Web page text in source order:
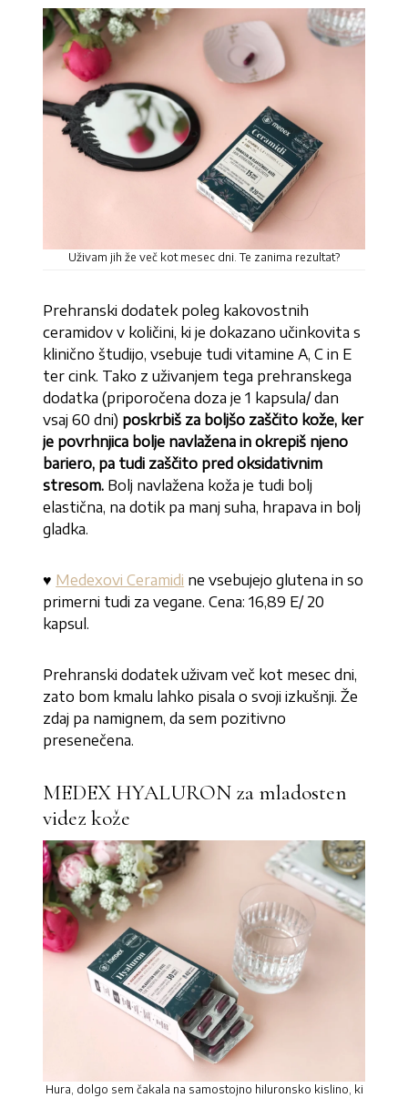
Uživam jih že več kot mesec dni. Te zanima rezultat?
Prehranski dodatek poleg kakovostnih
ceramidov v količini, ki je dokazano učinkovita s
klinično študijo, vsebuje tudi vitamine A, C in E
ter cink. Tako z uživanjem tega prehranskega
dodatka (priporočena doza je 1 kapsula/ dan
vsaj 60 dni) poskrbiš za boljšo zaščito kože, ker
je povrhnjica bolje navlažena in okrepiš njeno
bariero, pa tudi zaščito pred oksidativnim
stresom. Bolj navlažena koža je tudi bolj
elastična, na dotik pa manj suha, hrapava in bolj
gladka.
♥ Medexovi Ceramidi ne vsebujejo glutena in so
primerni tudi za vegane. Cena: 16,89 E/ 20
kapsul.
Prehranski dodatek uživam več kot mesec dni,
zato bom kmalu lahko pisala o svoji izkušnji. Že
zdaj pa namignem, da sem pozitivno
presenečena.
MEDEX HYALURON za mladosten
videz kože
Hura, dolgo sem čakala na samostojno hiluronsko kislino, ki